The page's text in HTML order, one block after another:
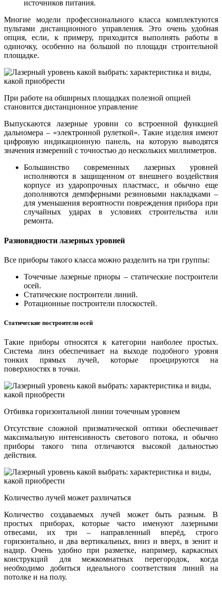
источников питания.
Многие модели профессионального класса комплектуются
пультами дистанционного управления. Это очень удобная
опция, если, к примеру, приходится выполнять работы в
одиночку, особенно на большой по площади строительной
площадке.
При работе на обширных площадках полезной опцией
становится дистанционное управление
Выпускаются лазерные уровни со встроенной функцией
дальномера – «электронной рулеткой». Такие изделия имеют
цифровую индикационную панель, на которую выводятся
значения измерений с точностью до нескольких миллиметров.
Большинство современных лазерных уровней
исполняются в защищенном от внешнего воздействия
корпусе из ударопрочных пластмасс, и обычно еще
дополняются демпферными резиновыми накладками –
для уменьшения вероятности повреждения прибора при
случайных ударах в условиях строительства или
ремонта.
Разновидности лазерных уровней
Все приборы такого класса можно разделить на три группы:
Точечные лазерные приоры – статические построители
осей.
Статические построители линий.
Ротационные построители плоскостей.
Статические построители осей
Такие приборы относятся к категории наиболее простых.
Система линз обеспечивает на выходе подобного уровня
тонких прямых лучей, которые проецируются на
поверхностях в точки.
Отбивка горизонтальной линии точечным уровнем
Отсутствие сложной призматической оптики обеспечивает
максимальную интенсивность светового потока, и обычно
приборы такого типа отличаются высокой дальностью
действия.
Количество лучей может различаться
Количество создаваемых лучей может быть разным. В
простых приборах, которые часто именуют лазерными
отвесами, их три – направленный вперёд, строго
горизонтально, и два вертикальных, вниз и вверх, в зенит и
надир. Очень удобно при разметке, например, каркасных
конструкций для межкомнатных перегородок, когда
необходимо добиться идеального соответствия линий на
потолке и на полу.